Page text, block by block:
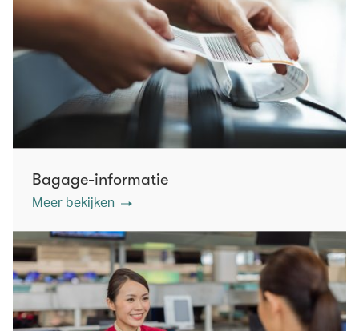
Bagage-informatie
Meer bekijken